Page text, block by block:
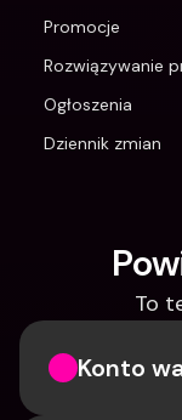
Promocje
Rozwiązywanie
Ogłoszenia
Dziennik zmian
To
Konto